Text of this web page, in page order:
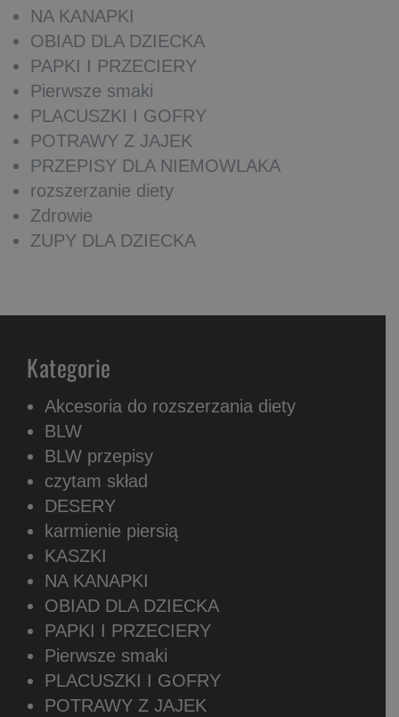
NA KANAPKI
OBIAD DLA DZIECKA
PAPKI I PRZECIERY
Pierwsze smaki
PLACUSZKI I GOFRY
POTRAWY Z JAJEK
PRZEPISY DLA NIEMOWLAKA
rozszerzanie diety
Zdrowie
ZUPY DLA DZIECKA
Kategorie
Akcesoria do rozszerzania diety
BLW
BLW przepisy
czytam skład
DESERY
karmienie piersią
KASZKI
NA KANAPKI
OBIAD DLA DZIECKA
PAPKI I PRZECIERY
Pierwsze smaki
PLACUSZKI I GOFRY
POTRAWY Z JAJEK